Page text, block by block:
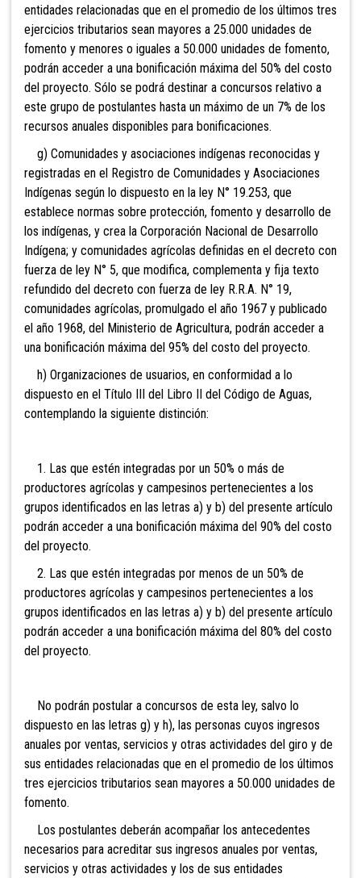
entidades relacionadas que en el promedio de los últimos tres
ejercicios tributarios sean mayores a 25.000 unidades de
fomento y menores o iguales a 50.000 unidades de fomento,
podrán acceder a una bonificación máxima del 50% del costo
del proyecto. Sólo se podrá destinar a concursos relativo a
este grupo de postulantes hasta un máximo de un 7% de los
recursos anuales disponibles para bonificaciones.
g) Comunidades y asociaciones indígenas reconocidas y
registradas en el Registro de Comunidades y Asociaciones
Indígenas según lo dispuesto en la ley N° 19.253, que
establece normas sobre protección, fomento y desarrollo de
los indígenas, y crea la Corporación Nacional de Desarrollo
Indígena; y comunidades agrícolas definidas en el decreto con
fuerza de ley N° 5, que modifica, complementa y fija texto
refundido del decreto con fuerza de ley R.R.A. N° 19,
comunidades agrícolas, promulgado el año 1967 y publicado
el año 1968, del Ministerio de Agricultura, podrán acceder a
una bonificación máxima del 95% del costo del proyecto.
h) Organizaciones de usuarios, en conformidad a lo
dispuesto en el Título III del Libro II del Código de Aguas,
contemplando la siguiente distinción:
1. Las que estén integradas por un 50% o más de
productores agrícolas y campesinos pertenecientes a los
grupos identificados en las letras a) y b) del presente artículo
podrán acceder a una bonificación máxima del 90% del costo
del proyecto.
2. Las que estén integradas por menos de un 50% de
productores agrícolas y campesinos pertenecientes a los
grupos identificados en las letras a) y b) del presente artículo
podrán acceder a una bonificación máxima del 80% del costo
del proyecto.
No podrán postular a concursos de esta ley, salvo lo
dispuesto en las letras g) y h), las personas cuyos ingresos
anuales por ventas, servicios y otras actividades del giro y de
sus entidades relacionadas que en el promedio de los últimos
tres ejercicios tributarios sean mayores a 50.000 unidades de
fomento.
Los postulantes deberán acompañar los antecedentes
necesarios para acreditar sus ingresos anuales por ventas,
servicios y otras actividades y los de sus entidades